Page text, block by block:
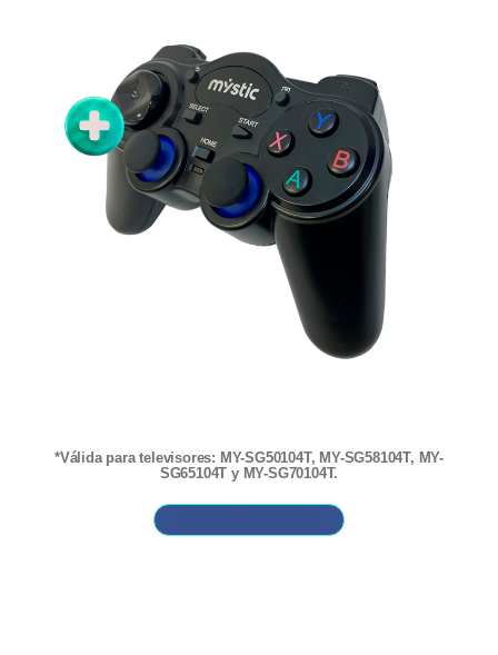
*Válida para televisores: MY-SG50104T, MY-SG58104T, MY-
SG65104T y MY-SG70104T.